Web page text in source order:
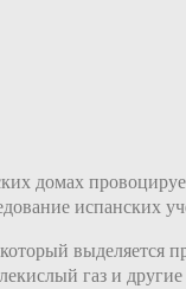
домах
испанских
газ и